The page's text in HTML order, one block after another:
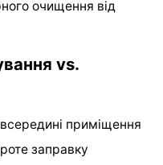
очищення від
vs.
приміщення
заправку